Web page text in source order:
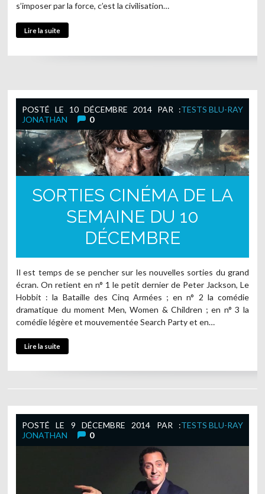
s’imposer par la force, c’est la civilisation…
Lire la suite
TESTS BLU-RAY
POSTÉ LE 10 DÉCEMBRE 2014 PAR :
JONATHAN
0
SORTIES CINÉMA DE LA
SEMAINE DU 10
DÉCEMBRE
Il est temps de se pencher sur les nouvelles sorties du grand
écran. On retient en n° 1 le petit dernier de Peter Jackson, Le
Hobbit : la Bataille des Cinq Armées ; en n° 2 la comédie
dramatique du moment Men, Women & Children ; en n° 3 la
comédie légère et mouvementée Search Party et en…
Lire la suite
TESTS BLU-RAY
POSTÉ LE 9 DÉCEMBRE 2014 PAR :
JONATHAN
0